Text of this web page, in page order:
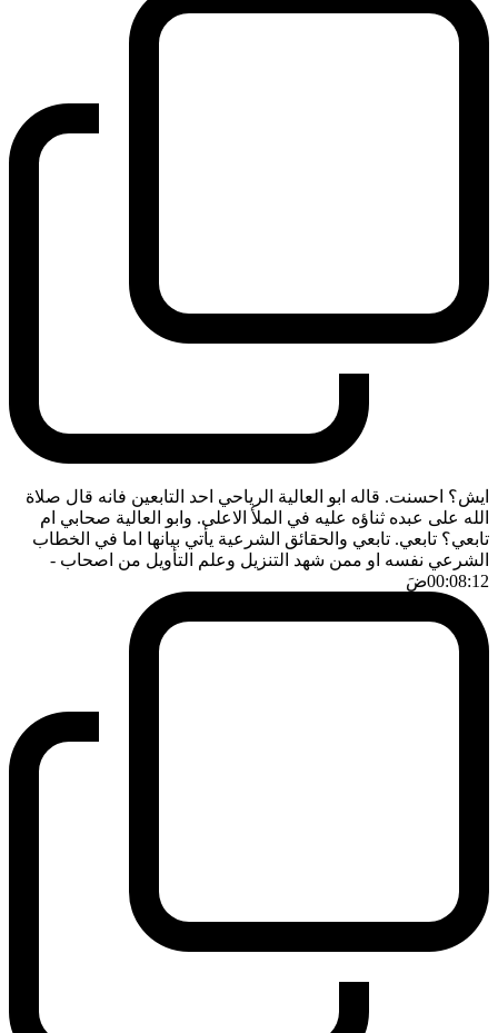
ايش؟ احسنت. قاله ابو العالية الرياحي احد التابعين فانه قال صلاة
الله على عبده ثناؤه عليه في الملأ الاعلى. وابو العالية صحابي ام
تابعي؟ تابعي. تابعي والحقائق الشرعية يأتي بيانها اما في الخطاب
الشرعي نفسه او ممن شهد التنزيل وعلم التأويل من اصحاب -
00:08:12ضَ